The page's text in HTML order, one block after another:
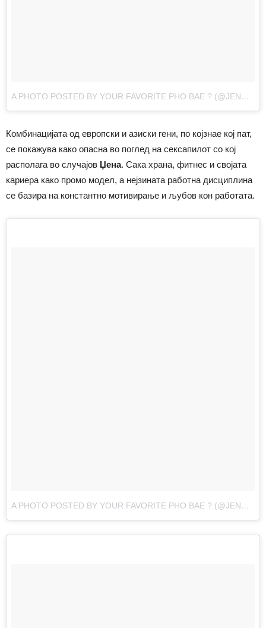
A PHOTO POSTED BY YOUR FAVORITE PHO BAE ? (@JENNAKAEY)
Комбинацијата од европски и азиски гени, по којзнае кој пат,
се покажува како опасна во поглед на сексапилот со кој
располага во случајов Џена. Сака храна, фитнес и својата
кариера како промо модел, а нејзината работна дисциплина
се базира на константно мотивирање и љубов кон работата.
A PHOTO POSTED BY YOUR FAVORITE PHO BAE ? (@JENNAKAEY)